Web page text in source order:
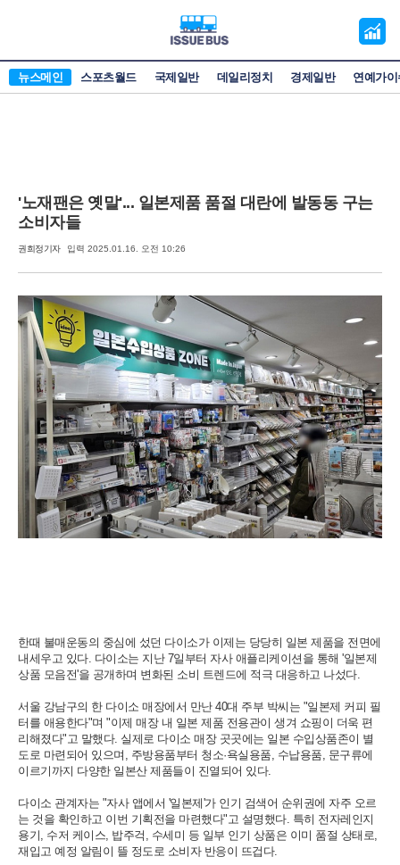
오
늘
의
증
뉴스메인 스포츠월드 국제일반 데일리정치 경제일반 연예가이
'노재팬은 옛말'... 일본제품 품절 대란에 발동동 구는
소비자들
권희정기자 입력 2025.01.16. 오전 10:26
한때 불매운동의 중심에 섰던 다이소가 이제는 당당히 일본 제품을 전면에
내세우고 있다. 다이소는 지난 7일부터 자사 애플리케이션을 통해 '일본제
상품 모음전'을 공개하며 변화된 소비 트렌드에 적극 대응하고 나섰다.
서울 강남구의 한 다이소 매장에서 만난 40대 주부 박씨는 "일본제 커피 필
터를 애용한다"며 "이제 매장 내 일본 제품 전용관이 생겨 쇼핑이 더욱 편
리해졌다"고 말했다. 실제로 다이소 매장 곳곳에는 일본 수입상품존이 별
도로 마련되어 있으며, 주방용품부터 청소·욕실용품, 수납용품, 문구류에
이르기까지 다양한 일본산 제품들이 진열되어 있다.
다이소 관계자는 "자사 앱에서 '일본제'가 인기 검색어 순위권에 자주 오르
는 것을 확인하고 이번 기획전을 마련했다"고 설명했다. 특히 전자레인지
용기, 수저 케이스, 밥주걱, 수세미 등 일부 인기 상품은 이미 품절 상태로,
재입고 예정 알림이 뜰 정도로 소비자 반응이 뜨겁다.